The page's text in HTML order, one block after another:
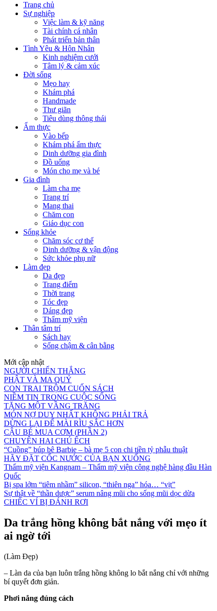
Trang chủ
Sự nghiệp
Việc làm & kỹ năng
Tài chính cá nhân
Phát triển bản thân
Tình Yêu & Hôn Nhân
Kinh nghiệm cưới
Tâm lý & cảm xúc
Đời sống
Mẹo hay
Khám phá
Handmade
Thư giãn
Tiêu dùng thông thái
Ẩm thực
Vào bếp
Khám phá ẩm thực
Dinh dưỡng gia đình
Đồ uống
Món cho mẹ và bé
Gia đình
Làm cha mẹ
Trang trí
Mang thai
Chăm con
Giáo dục con
Sống khỏe
Chăm sóc cơ thể
Dinh dưỡng & vận động
Sức khỏe phụ nữ
Làm đẹp
Da đẹp
Trang điểm
Thời trang
Tóc đẹp
Dáng đẹp
Thẩm mỹ viện
Thân tâm trí
Sách hay
Sống chậm & cân bằng
Mới cập nhật
NGƯỜI CHIẾN THẮNG
PHẬT VÀ MA QUỶ
CON TRAI TRỘM CUỐN SÁCH
NIỀM TIN TRONG CUỘC SỐNG
TẶNG MỘT VẦNG TRĂNG
MÓN NỢ DUY NHẤT KHÔNG PHẢI TRẢ
DỪNG LẠI ĐỂ MÀI RÌU SẮC HƠN
CẬU BÉ MUA CƠM (PHẦN 2)
CHUYỆN HAI CHÚ ẾCH
“Cuồng” búp bê Barbie – bà mẹ 5 con chi tiền tỷ phẫu thuật
HÃY ĐẶT CỐC NƯỚC CỦA BẠN XUỐNG
Thẩm mỹ viện Kangnam – Thẩm mỹ viện công nghệ hàng đầu Hàn
Quốc
Bị spa lởm “tiêm nhầm” silicon, “thiên nga” hóa… “vịt”
Sự thật về “thần dược” serum nâng mũi cho sống mũi dọc dừa
CHIẾC VÍ BỊ ĐÁNH RƠI
Da trắng hồng không bắt nắng với mẹo ít
ai ngờ tới
(Làm Đẹp)
– Làn da của bạn luôn trắng hồng không lo bắt nắng chỉ với những
bí quyết đơn giản.
Phơi nắng đúng cách